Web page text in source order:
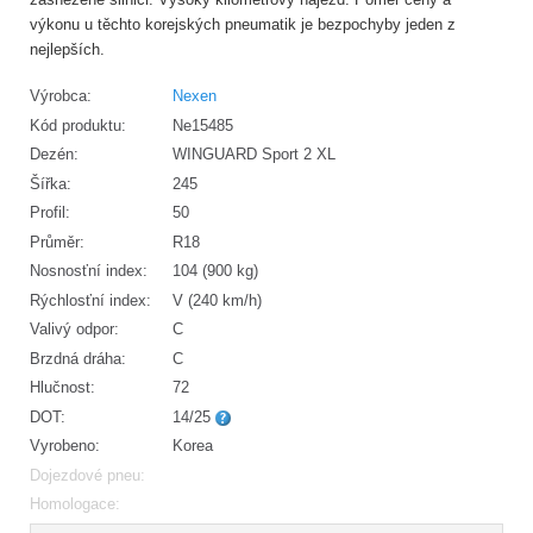
výkonu u těchto korejských pneumatik je bezpochyby jeden z
nejlepších.
Výrobca:
Nexen
Kód produktu:
Ne15485
Dezén:
WINGUARD Sport 2 XL
Šířka:
245
Profil:
50
Průměr:
R18
Nosnosťní index:
104 (900 kg)
Rýchlosťní index:
V (240 km/h)
Valivý odpor:
C
Brzdná dráha:
C
Hlučnost:
72
DOT:
14/25
Vyrobeno:
Korea
Dojezdové pneu:
Homologace: